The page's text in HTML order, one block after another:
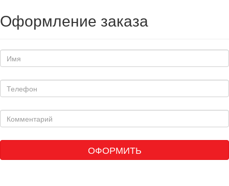
Оформление заказа
ОФОРМИТЬ